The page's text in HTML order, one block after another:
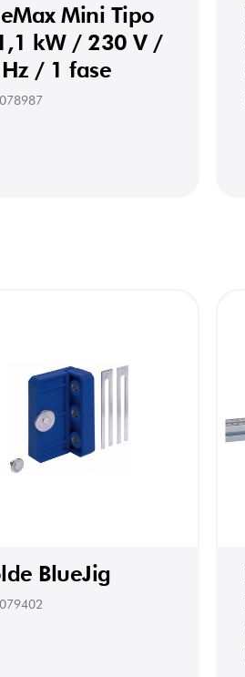
Mini Tipo
kW / 230 V /
/ 1 fase
BlueJig